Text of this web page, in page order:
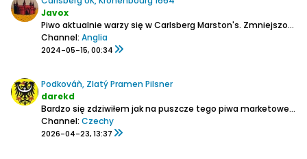
Javox
Piwo aktualnie warzy się w Carlsberg Marston's. Zmniejszono zawartość alko do 4.6%
Channel: Anglia
2024-05-15, 00:34
Podkováň, Zlatý Pramen Pilsner
darekd
Bardzo się zdziwiłem jak na puszcze tego piwa marketowego produkowanego dotąd przez browar w Nowej Pace zauważyłem, że producentem jest Podkováň
Channel: Czechy
2026-04-23, 13:37